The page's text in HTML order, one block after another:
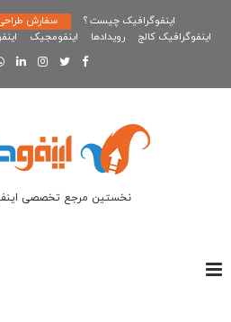
اینفوگرافیک چیست ؟ سفارش
اینفوگرافیک کالج
رویدادها اینفومجیک
نخستین مرجع تخصصی